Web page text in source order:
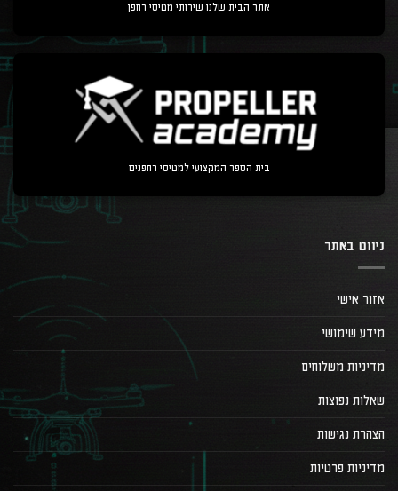
אתר הבית שלנו שירותי מטיסי רחפן
בית הספר המקצועי למטיסי רחפנים
ניווט באתר
אזור אישי
מידע שימושי
מדיניות משלוחים
שאלות נפוצות
הצהרת נגישות
מדיניות פרטיות